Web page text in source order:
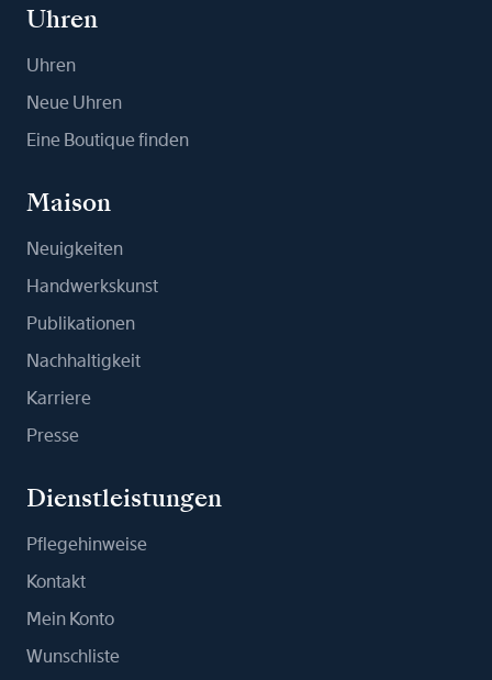
Uhren
Uhren
Neue Uhren
Eine Boutique finden
Maison
Neuigkeiten
Handwerkskunst
Publikationen
Nachhaltigkeit
Karriere
Presse
Dienstleistungen
Pflegehinweise
Kontakt
Mein Konto
Wunschliste